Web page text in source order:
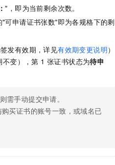
"，即为当前剩余次数。
可申请证书张数"即为各规格下的剩
发有效期，详见有效期变更说明）
变），第 1 张证书状态为待申
需手动提交申请。
买证书的账号一致，或域名已